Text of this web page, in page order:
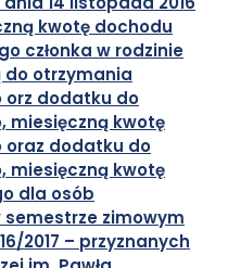
nowej
karcie
kwotę dochodu
członka w rodzinie
otrzymania
dodatku do
miesięczną kwotę
dodatku do
miesięczną kwotę
dla osób
semestrze zimowym
2017 – przyznanych